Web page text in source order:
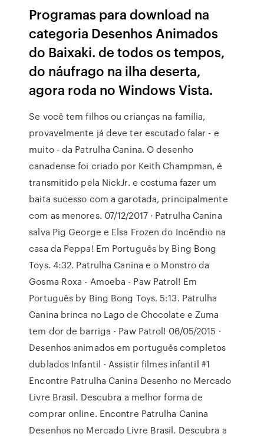
Programas para download na
categoria Desenhos Animados
do Baixaki. de todos os tempos,
do náufrago na ilha deserta,
agora roda no Windows Vista.
Se você tem filhos ou crianças na família,
provavelmente já deve ter escutado falar - e
muito - da Patrulha Canina. O desenho
canadense foi criado por Keith Champman, é
transmitido pela NickJr. e costuma fazer um
baita sucesso com a garotada, principalmente
com as menores. 07/12/2017 · Patrulha Canina
salva Pig George e Elsa Frozen do Incêndio na
casa da Peppa! Em Português by Bing Bong
Toys. 4:32. Patrulha Canina e o Monstro da
Gosma Roxa - Amoeba - Paw Patrol! Em
Português by Bing Bong Toys. 5:13. Patrulha
Canina brinca no Lago de Chocolate e Zuma
tem dor de barriga - Paw Patrol! 06/05/2015 ·
Desenhos animados em português completos
dublados Infantil - Assistir filmes infantil #1
Encontre Patrulha Canina Desenho no Mercado
Livre Brasil. Descubra a melhor forma de
comprar online. Encontre Patrulha Canina
Desenhos no Mercado Livre Brasil. Descubra a